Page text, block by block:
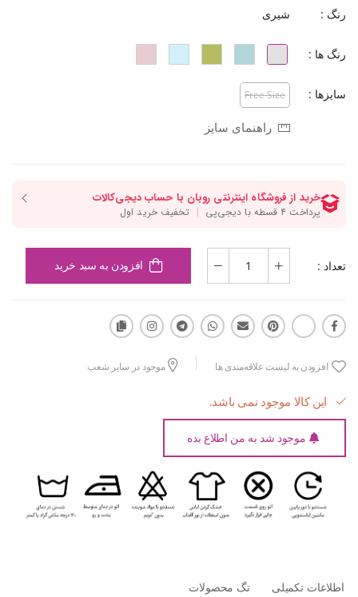
رنگ : شیری
رنگ ها :
سایزها : Free Size
راهنمای سایز
تعداد : افزودن به سبد خرید
افزودن به لیست علاقه‌مندی ها موجود در سایر شعب
این کالا موجود نمی باشد.
موجود شد به من اطلاع بده
اطلاعات تکمیلی تگ محصولات